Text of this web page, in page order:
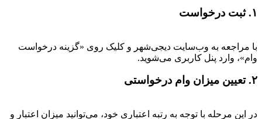
۱. ثبت درخواست
با مراجعه به وب‌سایت دیجی‌شهر و کلیک روی «گزینه درخواست
وام»، وارد پنل کاربری می‌شوید.
۲. تعیین میزان وام درخواستی
در این مرحله با توجه به رتبه اعتباری خود، می‌توانید میزان اعتبار و